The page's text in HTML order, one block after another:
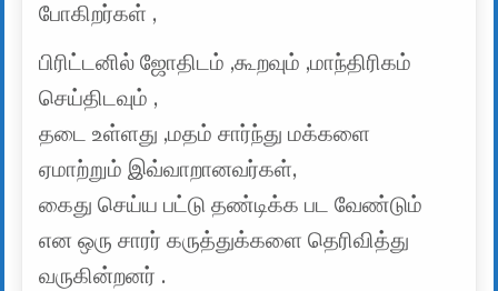
போகிறர்கள் ,
பிரிட்டனில் ஜோதிடம் ,கூறவும் ,மாந்திரிகம்
செய்திடவும் ,
தடை உள்ளது ,மதம் சார்ந்து மக்களை
ஏமாற்றும் இவ்வாறானவர்கள்,
கைது செய்ய பட்டு தண்டிக்க பட வேண்டும்
என ஒரு சாரர் கருத்துக்களை தெரிவித்து
வருகின்றனர் .